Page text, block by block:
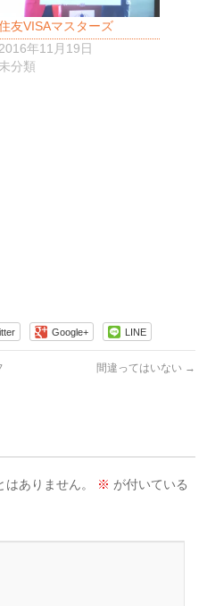
友VISAマスターズ
2016年11月19日
未分類
Google+ LINE
間違ってはいない →
ありません。 ※ が付いている